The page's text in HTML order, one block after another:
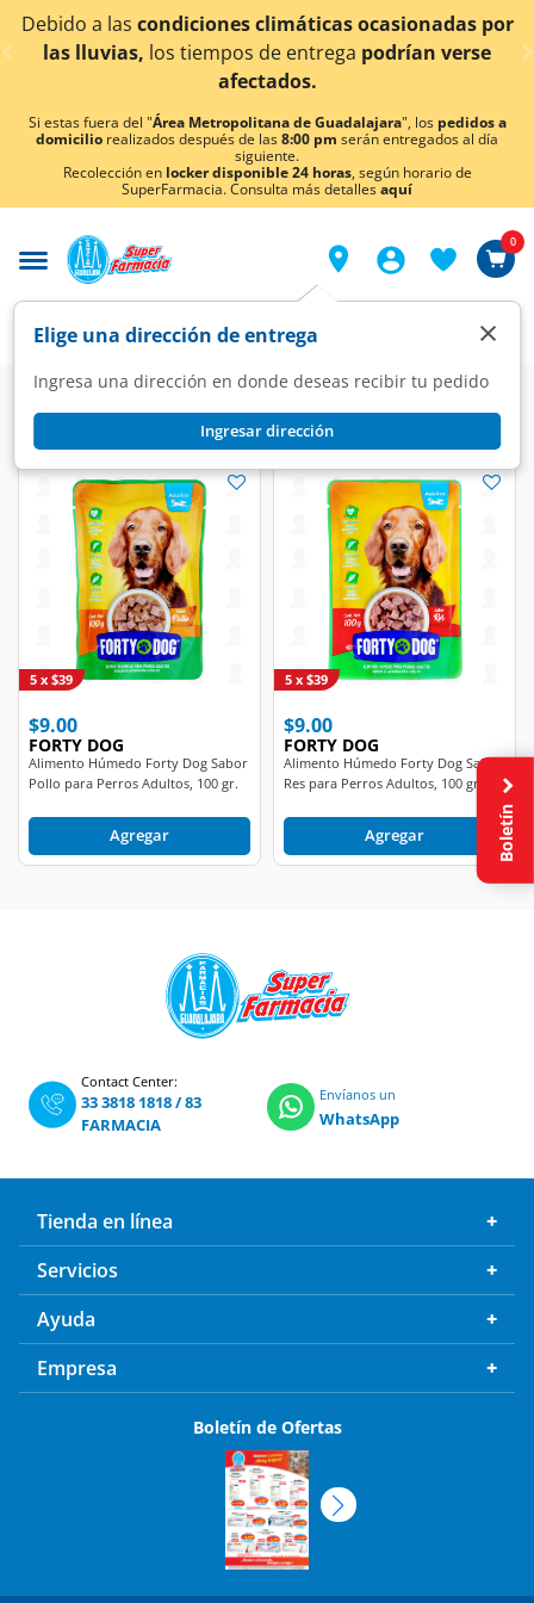
< div class="carousel-inner">
Debido a las condiciones climáticas ocasionadas por
las lluvias, los tiempos de entrega podrían verse
afectados.
Si estas fuera del "Área Metropolitana de Guadalajara", los pedidos a
domicilio realizados después de las8:00 pm serán entregados al día
siguiente.
Recolección en locker disponible 24 horas, según horario de
SuperFarmacia. Consulta más detallesaquí
Elige una dirección de entrega
Ingresa una dirección en donde deseas recibir tu pedido
Ingresar dirección
×
0
Alimento Forty Dog(2 productos)
$9.00
FORTY DOG
Alimento Húmedo Forty Dog Sabor
Pollo para Perros Adultos, 100 gr.
5 x $39
Agregar
$9.00
FORTY DOG
Alimento Húmedo Forty Dog Sabor
Res para Perros Adultos, 100 gr.
5 x $39
Agregar
Contact Center:
33 3818 1818/83
FARMACIA
Envíanos un
WhatsApp
Tienda en línea
Servicios
Ayuda
Empresa
Boletín de Ofertas
Boletín